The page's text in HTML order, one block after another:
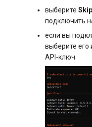
выберите
подключить
если вы
выберите
API-ключ